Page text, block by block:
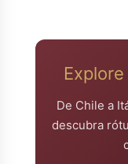
De Chile a
descubra